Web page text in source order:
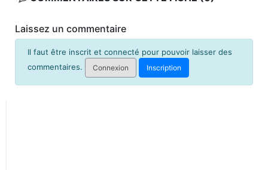
Laissez un commentaire
Il faut être inscrit et connecté pour pouvoir laisser des
commentaires.
Connexion Inscription